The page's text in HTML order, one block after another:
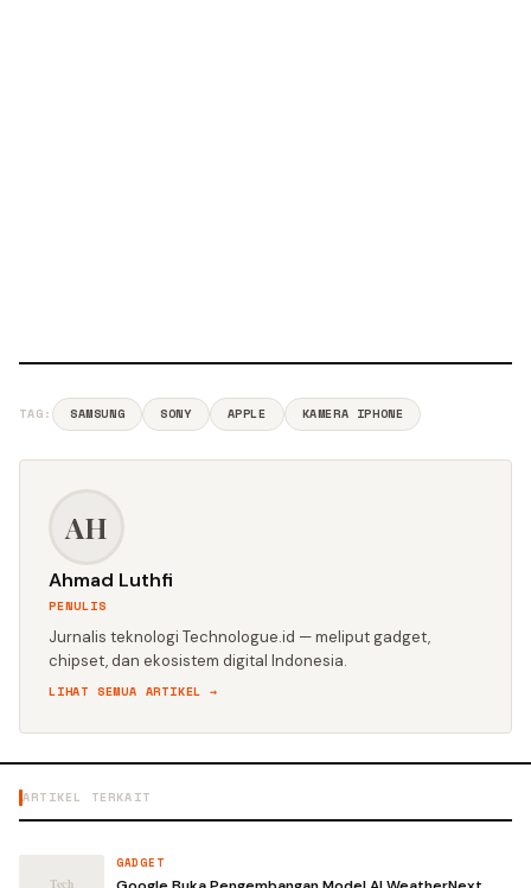
TAG: SAMSUNG SONY APPLE KAMERA IPHONE
AH
Ahmad Luthfi
PENULIS
Jurnalis teknologi Technologue.id — meliput gadget,
chipset, dan ekosistem digital Indonesia.
LIHAT SEMUA ARTIKEL →
ARTIKEL TERKAIT
GADGET